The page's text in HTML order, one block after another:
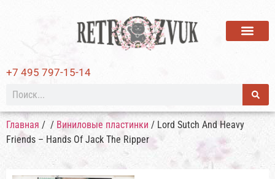
+7 495 797-15-14
Главная / / Виниловые пластинки / Lord Sutch And Heavy
Friends – Hands Of Jack The Ripper